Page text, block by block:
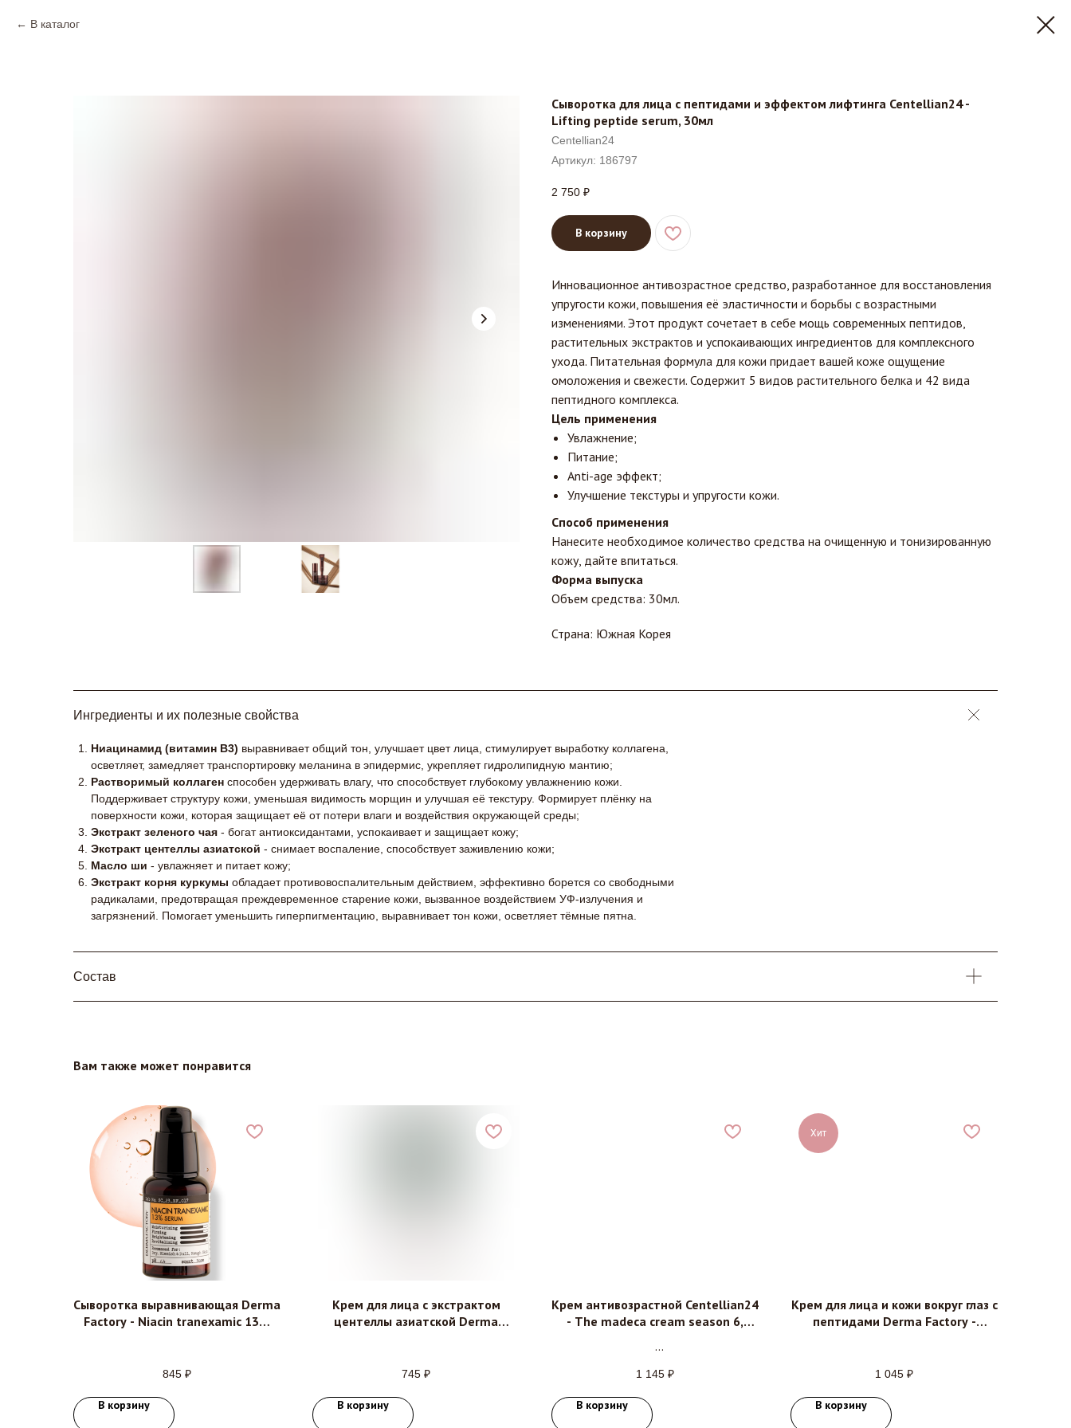
В каталог
Сыворотка для лица с пептидами и эффектом лифтинга Centellian24 -
Lifting peptide serum, 30мл
Centellian24
Артикул: 186797
2 750 ₽
В корзину
Инновационное антивозрастное средство, разработанное для восстановления
упругости кожи, повышения её эластичности и борьбы с возрастными
изменениями. Этот продукт сочетает в себе мощь современных пептидов,
растительных экстрактов и успокаивающих ингредиентов для комплексного
ухода. Питательная формула для кожи придает вашей коже ощущение
омоложения и свежести. Содержит 5 видов растительного белка и 42 вида
пептидного комплекса.
Цель применения
Увлажнение;
Питание;
Anti-age эффект;
Улучшение текстуры и упругости кожи.
Способ применения
Нанесите необходимое количество средства на очищенную и тонизированную
кожу, дайте впитаться.
Форма выпуска
Объем средства: 30мл.
Страна: Южная Корея
Ингредиенты и их полезные свойства
Ниацинамид (витамин B3) выравнивает общий тон, улучшает цвет лица, стимулирует выработку коллагена,
осветляет, замедляет транспортировку меланина в эпидермис, укрепляет гидролипидную мантию;
Растворимый коллаген способен удерживать влагу, что способствует глубокому увлажнению кожи.
Поддерживает структуру кожи, уменьшая видимость морщин и улучшая её текстуру. Формирует плёнку на
поверхности кожи, которая защищает её от потери влаги и воздействия окружающей среды;
Экстракт зеленого чая - богат антиоксидантами, успокаивает и защищает кожу;
Экстракт центеллы азиатской - снимает воспаление, способствует заживлению кожи;
Масло ши - увлажняет и питает кожу;
Экстракт корня куркумы обладает противовоспалительным действием, эффективно борется со свободными
радикалами, предотвращая преждевременное старение кожи, вызванное воздействием УФ-излучения и
загрязнений. Помогает уменьшить гиперпигментацию, выравнивает тон кожи, осветляет тёмные пятна.
Состав
Вам также может понравится
Сыворотка выравнивающая Derma
Factory - Niacin tranexamic 13%
845 ₽
В корзину
Крем для лица с экстрактом
центеллы азиатской Derma
745 ₽
В корзину
Крем антивозрастной Centellian24
- The madeca cream season 6,
1 145 ₽
В корзину
Хит
Крем для лица и кожи вокруг глаз с
пептидами Derma Factory -
1 045 ₽
В корзину